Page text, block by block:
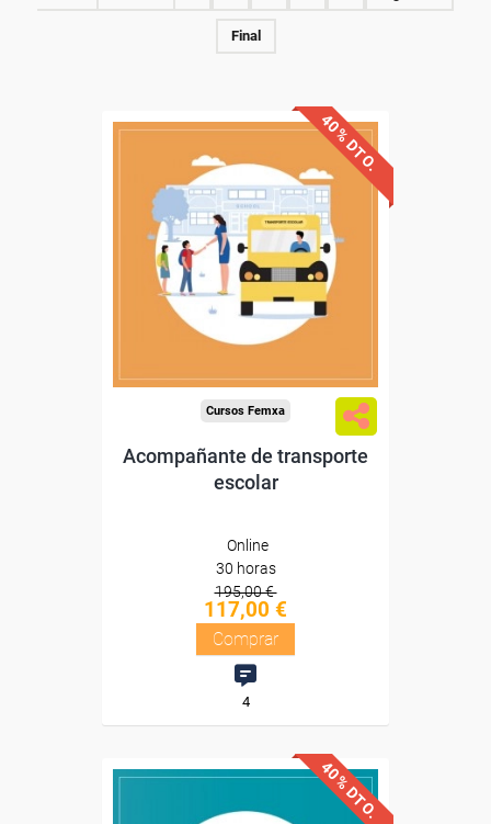
Final
40% DTO.
Descuentos especiales
Sin requisitos de acceso
Diploma
Cursos Femxa
Acompañante de transporte
escolar
Online
30 horas
195,00 €
117,00 €
Comprar
4
40% DTO.